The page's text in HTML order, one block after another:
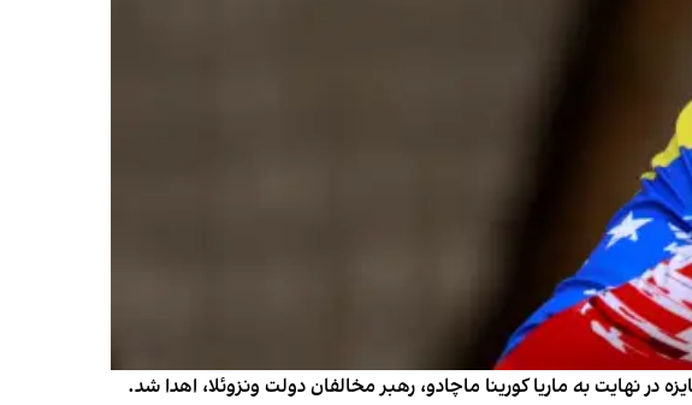
نهایت به ماریا کورینا ماچادو، رهبر مخالفان دولت ونزوئلا، اهدا شد.